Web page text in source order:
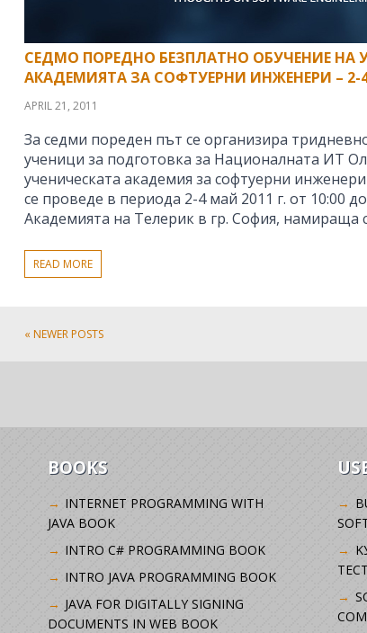
СЕДМО ПОРЕДНО БЕЗПЛАТНО ОБУЧЕНИЕ НА
АКАДЕМИЯТА ЗА СОФТУЕРНИ ИНЖЕНЕРИ –
APRIL 21, 2011
За седми пореден път се организира
ученици за подготовка за Националната ИТ
ученическата академия за софтуерни
се проведе в периода 2-4 май 2011 г. от 10:00
Академията на Телерик в гр. София, намираща
READ MORE
« NEWER POSTS
BOOKS
INTERNET PROGRAMMING WITH
JAVA BOOK
INTRO C# PROGRAMMING BOOK
INTRO JAVA PROGRAMMING BOOK
JAVA FOR DIGITALLY SIGNING
DOCUMENTS IN WEB BOOK